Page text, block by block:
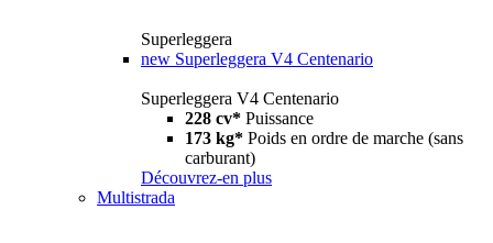
Superleggera
new Superleggera V4 Centenario
Superleggera V4 Centenario
228 cv* Puissance
173 kg* Poids en ordre de marche (sans
carburant)
Découvrez-en plus
Multistrada